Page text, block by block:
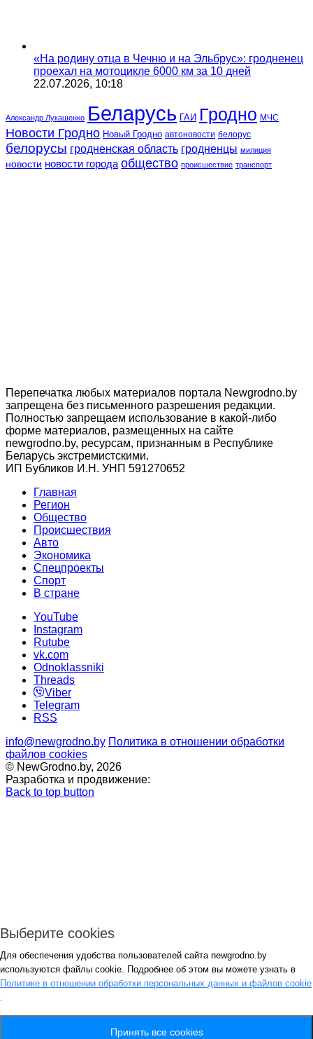
«На родину отца в Чечню и на Эльбрус»: гродненец
проехал на мотоцикле 6000 км за 10 дней
22.07.2026, 10:18
Александр Лукашенко Беларусь ГАИ Гродно МЧС
Новости Гродно Новый Гродно автоновости белорус
белорусы гродненская область гродненцы милиция
новости новости города общество происшествие транспорт
Перепечатка любых материалов портала Newgrodno.by
запрещена без письменного разрешения редакции.
Полностью запрещаем использование в какой-либо
форме материалов, размещенных на сайте
newgrodno.by, ресурсам, признанным в Республике
Беларусь экстремистскими.
ИП Бубликов И.Н. УНП 591270652
Главная
Регион
Общество
Происшествия
Авто
Экономика
Спецпроекты
Cпорт
В стране
YouTube
Instagram
Rutube
vk.com
Odnoklassniki
Threads
Viber
Telegram
RSS
info@newgrodno.by Политика в отношении обработки
файлов cookies
© NewGrodno.by, 2026
Разработка и продвижение:
Back to top button
Авторизация
*
Запомнить
Потеряли пароль ?
Выберите cookies
Для обеспечения удобства пользователей сайта newgrodno.by
используются файлы cookie. Подробнее об этом вы можете узнать в
Политике в отношении обработки персональных данных и файлов cookie
.
Принять все cookies